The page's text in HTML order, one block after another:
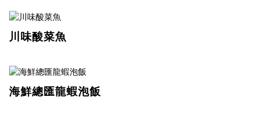
川味酸菜魚
海鮮總匯龍蝦泡飯